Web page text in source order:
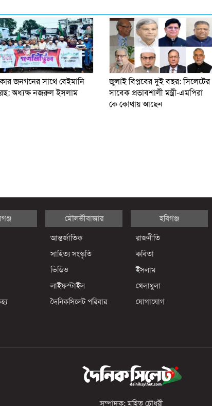
জনগনের সাথে বেইমানি
অধ্যক্ষ নজরুল ইসলাম
জুলাই বিপ্লবের দুই বছর: সিলেটের
সাবেক প্রভাবশালী মন্ত্রী-এমপিরা
কে কোথায় আছেন
মৌলভীবাজার হবিগঞ্জ
আন্তর্জাতিক
রাজনীতি
সাহিত্য সংস্কৃতি
কবিতা
ভিডিও
ইসলাম
লাইফস্টাইল
খেলাধুলা
দৈনিকসিলেট পরিবার যোগাযোগ
সম্পাদক: মুহিত চৌধুরী